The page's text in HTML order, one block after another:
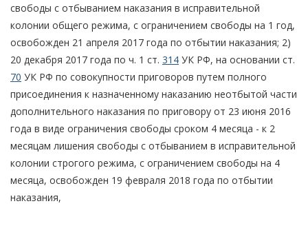
свободы с отбыванием наказания в исправительной
колонии общего режима, с ограничением свободы на 1 год,
освобожден 21 апреля 2017 года по отбытии наказания; 2)
20 декабря 2017 года по ч. 1 ст. 314 УК РФ, на основании ст.
70 УК РФ по совокупности приговоров путем полного
присоединения к назначенному наказанию неотбытой части
дополнительного наказания по приговору от 23 июня 2016
года в виде ограничения свободы сроком 4 месяца - к 2
месяцам лишения свободы с отбыванием в исправительной
колонии строгого режима, с ограничением свободы на 4
месяца, освобожден 19 февраля 2018 года по отбытии
наказания,